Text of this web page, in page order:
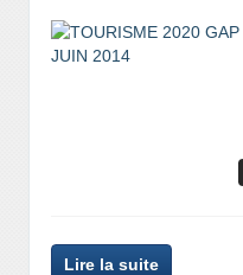
Lire la suite